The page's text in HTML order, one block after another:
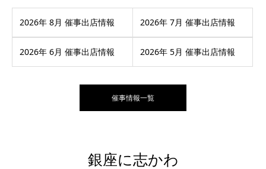
2026年 8月 催事出店情報 2026年 7月 催事出店情報
2026年 6月 催事出店情報 2026年 5月 催事出店情報
催事情報一覧
銀座に志かわ